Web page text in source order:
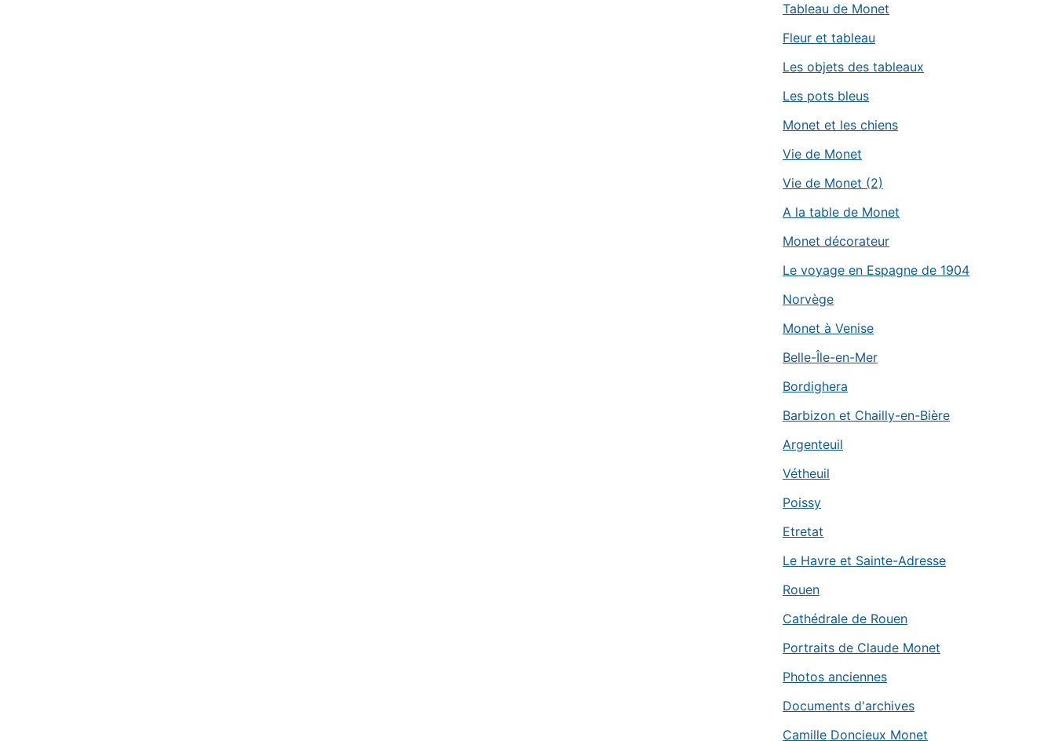
Tableau de Monet
Fleur et tableau
Les objets des tableaux
Les pots bleus
Monet et les chiens
Vie de Monet
Vie de Monet (2)
A la table de Monet
Monet décorateur
Le voyage en Espagne de 1904
Norvège
Monet à Venise
Belle-Île-en-Mer
Bordighera
Barbizon et Chailly-en-Bière
Argenteuil
Vétheuil
Poissy
Etretat
Le Havre et Sainte-Adresse
Rouen
Cathédrale de Rouen
Portraits de Claude Monet
Photos anciennes
Documents d'archives
Camille Doncieux Monet